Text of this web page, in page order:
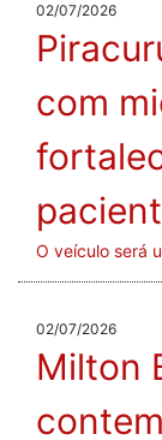
02/07/2026
com
O veículo será
02/07/2026
Milton